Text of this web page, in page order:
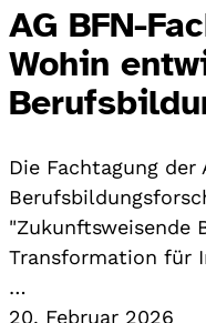
AG BFN-
Wohin
Die Fachtagung
"Zukunftsweisende
Transformation für
…
20. Februar 2026